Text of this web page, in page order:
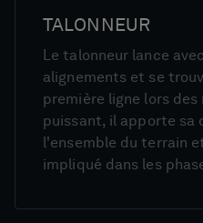
TALONNEUR
Le talonneur lance
alignements et se
première ligne lors des
puissant, il apporte sa
l'ensemble du terrain
impliqué dans les